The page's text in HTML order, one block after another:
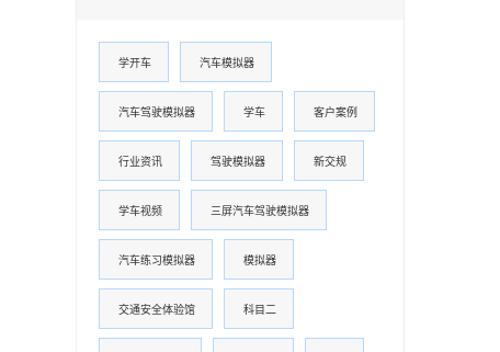
学开车 汽车模拟器
汽车驾驶模拟器 学车 客户案例
行业资讯 驾驶模拟器 新交规
学车视频 三屏汽车驾驶模拟器
汽车练习模拟器 模拟器
交通安全体验馆 科目二